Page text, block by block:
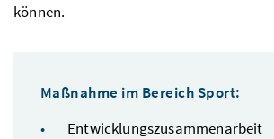
können.
Maßnahme im Bereich Sport:
Entwicklungszusammenarbeit